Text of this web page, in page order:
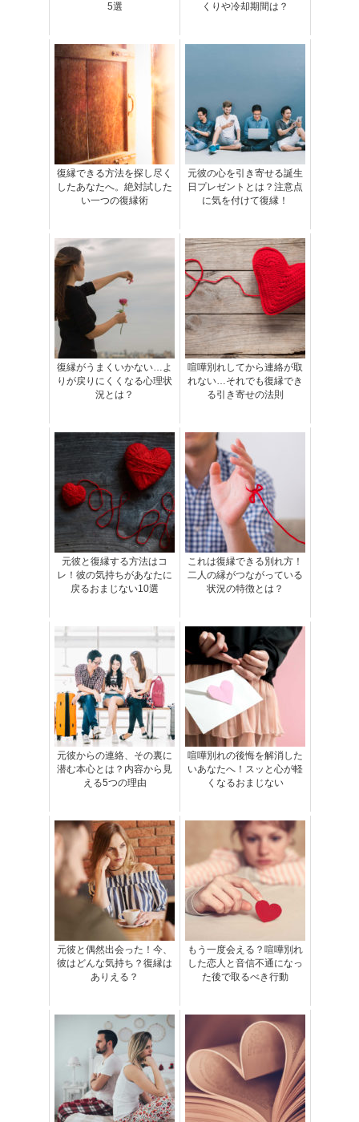
5選 くりや冷却期間は？
復縁できる方法を探し尽く
したあなたへ。絶対試した
い一つの復縁術
元彼の心を引き寄せる誕生
日プレゼントとは？注意点
に気を付けて復縁！
復縁がうまくいかない…よ
りが戻りにくくなる心理状
況とは？
喧嘩別れしてから連絡が取
れない…それでも復縁でき
る引き寄せの法則
元彼と復縁する方法はコ
レ！彼の気持ちがあなたに
戻るおまじない10選
これは復縁できる別れ方！
二人の縁がつながっている
状況の特徴とは？
元彼からの連絡、その裏に
潜む本心とは？内容から見
える5つの理由
喧嘩別れの後悔を解消した
いあなたへ！スッと心が軽
くなるおまじない
元彼と偶然出会った！今、
彼はどんな気持ち？復縁は
ありえる？
もう一度会える？喧嘩別れ
した恋人と音信不通になっ
た後で取るべき行動